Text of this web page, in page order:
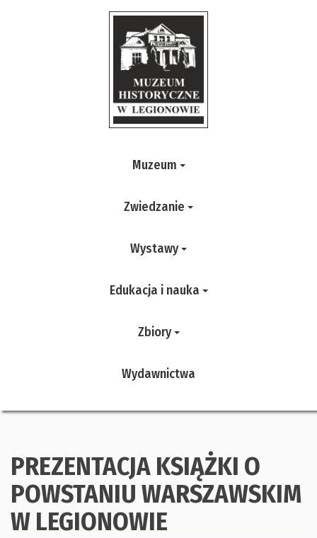
Muzeum
Zwiedzanie
Wystawy
Edukacja i nauka
Zbiory
Wydawnictwa
PREZENTACJA KSIĄŻKI O
POWSTANIU WARSZAWSKIM
W LEGIONOWIE